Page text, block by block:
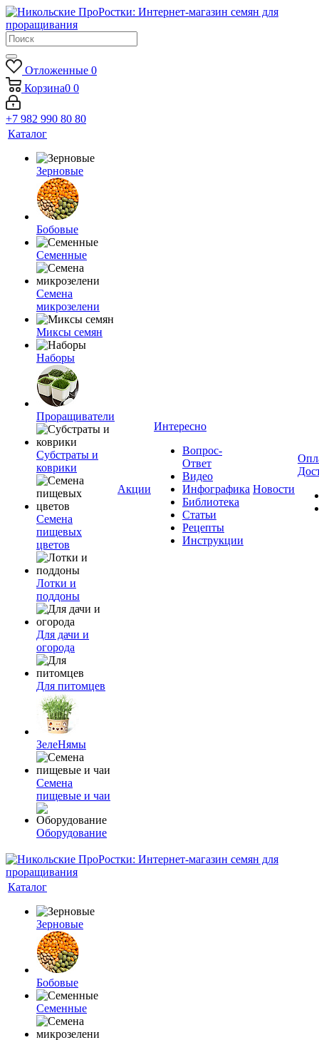
Отложенные 0
Корзина0 0
+7 982 990 80 80
Каталог
Зерновые
Бобовые
Семенные
Семена
микрозелени
Миксы семян
Наборы
Проращиватели
Субстраты и
коврики
Семена
пищевых
цветов
Лотки и
поддоны
Для дачи и
огорода
Для питомцев
ЗелеНямы
Семена
пищевые и чаи
Оборудование
Акции
Интересно
Вопрос-
Ответ
Видео
Инфографика
Библиотека
Статьи
Рецепты
Инструкции
Новости
Каталог
Зерновые
Бобовые
Семенные